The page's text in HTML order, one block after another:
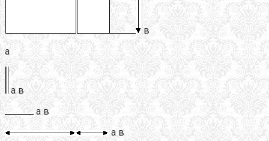
в
а
а в
а в
а в